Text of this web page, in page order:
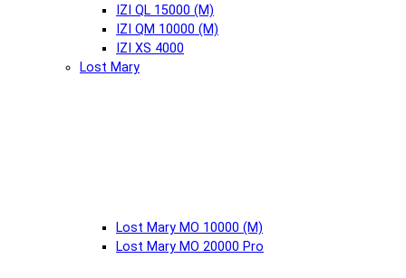
IZI QL 15000 (М)
IZI QM 10000 (М)
IZI XS 4000
Lost Mary
Lost Mary MO 10000 (М)
Lost Mary MO 20000 Pro